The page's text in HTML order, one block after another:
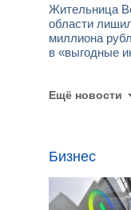
Жительница
области
миллиона
в «выгодные
Ещё новости
Бизнес